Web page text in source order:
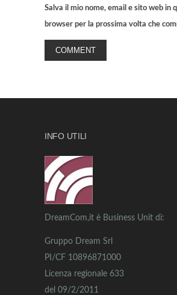
Salva il mio nome, email e sito web in
browser per la prossima volta che
INFO UTILI
DreamCom,it è Business Unit di:
Gruppo Dream Srl
PI/CF 10896871000
Licenza regionale 633
del 09/2/2011